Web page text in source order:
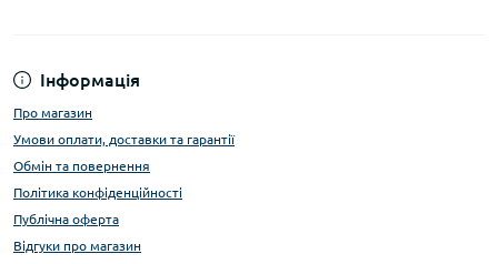
Інформація
Про магазин
Умови оплати, доставки та гарантії
Обмін та повернення
Політика конфіденційності
Публічна оферта
Відгуки про магазин